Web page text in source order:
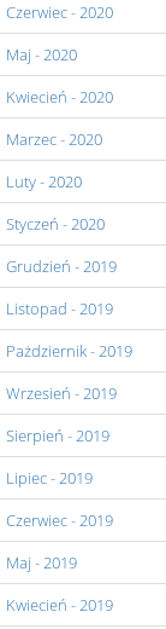
Czerwiec- 2020
Maj - 2020
Kwiecień - 2020
Marzec- 2020
Luty- 2020
Styczeń - 2020
Grudzień - 2019
Listopad - 2019
Pażdziernik- 2019
Wrzesień - 2019
Sierpień - 2019
Lipiec- 2019
Czerwiec- 2019
Maj - 2019
Kwiecień - 2019